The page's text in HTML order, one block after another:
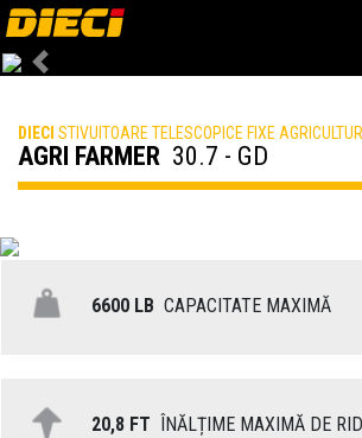
Previous
DIECI STIVUITOARE TELESCOPICE FIXE
AGRI FARMER 30.7 - GD
6600 LB CAPACITATE MAXIMĂ
20,8 FT ÎNĂLȚIME MAXIMĂ DE